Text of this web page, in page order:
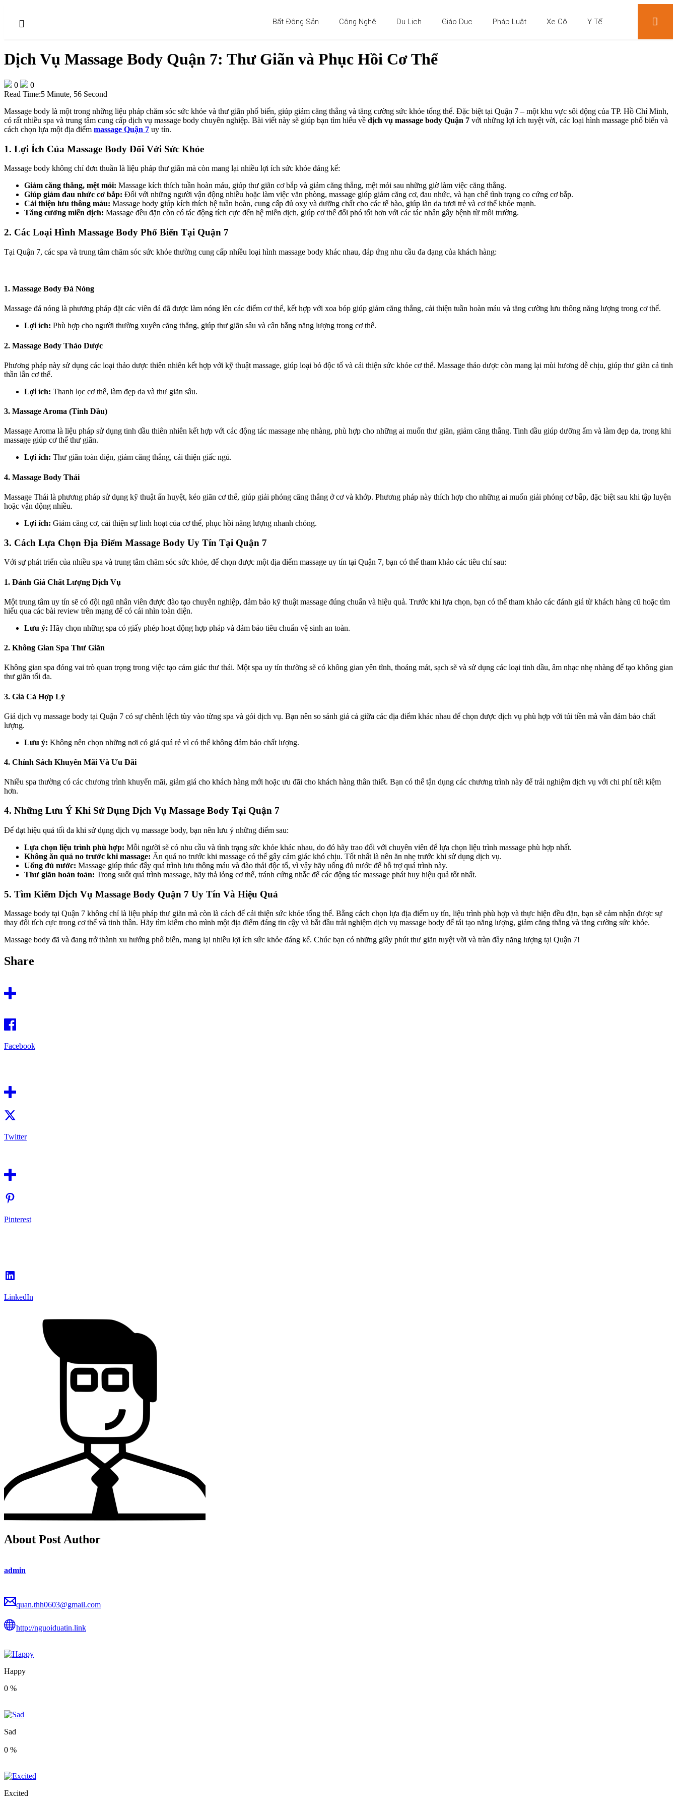
Bất Động Sản Công Nghệ Du Lịch Giáo Dục Pháp Luật Xe Cộ Y Tế
Dịch Vụ Massage Body Quận 7: Thư Giãn và Phục Hồi Cơ Thể
0
0
Read Time:5 Minute, 56 Second
Massage body là một trong những liệu pháp chăm sóc sức khỏe và thư giãn phổ biến, giúp giảm căng thẳng và tăng cường sức khỏe tổng thể. Đặc biệt tại Quận 7 – một khu vực sôi động của TP. Hồ Chí Minh,
có rất nhiều spa và trung tâm cung cấp dịch vụ massage body chuyên nghiệp. Bài viết này sẽ giúp bạn tìm hiểu về dịch vụ massage body Quận 7 với những lợi ích tuyệt vời, các loại hình massage phổ biến và
cách chọn lựa một địa điểm massage Quận 7 uy tín.
1. Lợi Ích Của Massage Body Đối Với Sức Khỏe
Massage body không chỉ đơn thuần là liệu pháp thư giãn mà còn mang lại nhiều lợi ích sức khỏe đáng kể:
Giảm căng thẳng, mệt mỏi: Massage kích thích tuần hoàn máu, giúp thư giãn cơ bắp và giảm căng thẳng, mệt mỏi sau những giờ làm việc căng thẳng.
Giúp giảm đau nhức cơ bắp: Đối với những người vận động nhiều hoặc làm việc văn phòng, massage giúp giảm căng cơ, đau nhức, và hạn chế tình trạng co cứng cơ bắp.
Cải thiện lưu thông máu: Massage body giúp kích thích hệ tuần hoàn, cung cấp đủ oxy và dưỡng chất cho các tế bào, giúp làn da tươi trẻ và cơ thể khỏe mạnh.
Tăng cường miễn dịch: Massage đều đặn còn có tác động tích cực đến hệ miễn dịch, giúp cơ thể đối phó tốt hơn với các tác nhân gây bệnh từ môi trường.
2. Các Loại Hình Massage Body Phổ Biến Tại Quận 7
Tại Quận 7, các spa và trung tâm chăm sóc sức khỏe thường cung cấp nhiều loại hình massage body khác nhau, đáp ứng nhu cầu đa dạng của khách hàng:
1. Massage Body Đá Nóng
Massage đá nóng là phương pháp đặt các viên đá đã được làm nóng lên các điểm cơ thể, kết hợp với xoa bóp giúp giảm căng thẳng, cải thiện tuần hoàn máu và tăng cường lưu thông năng lượng trong cơ thể.
Lợi ích: Phù hợp cho người thường xuyên căng thẳng, giúp thư giãn sâu và cân bằng năng lượng trong cơ thể.
2. Massage Body Thảo Dược
Phương pháp này sử dụng các loại thảo dược thiên nhiên kết hợp với kỹ thuật massage, giúp loại bỏ độc tố và cải thiện sức khỏe cơ thể. Massage thảo dược còn mang lại mùi hương dễ chịu, giúp thư giãn cả tinh
thần lẫn cơ thể.
Lợi ích: Thanh lọc cơ thể, làm đẹp da và thư giãn sâu.
3. Massage Aroma (Tinh Dầu)
Massage Aroma là liệu pháp sử dụng tinh dầu thiên nhiên kết hợp với các động tác massage nhẹ nhàng, phù hợp cho những ai muốn thư giãn, giảm căng thẳng. Tinh dầu giúp dưỡng ẩm và làm đẹp da, trong khi
massage giúp cơ thể thư giãn.
Lợi ích: Thư giãn toàn diện, giảm căng thẳng, cải thiện giấc ngủ.
4. Massage Body Thái
Massage Thái là phương pháp sử dụng kỹ thuật ấn huyệt, kéo giãn cơ thể, giúp giải phóng căng thẳng ở cơ và khớp. Phương pháp này thích hợp cho những ai muốn giải phóng cơ bắp, đặc biệt sau khi tập luyện
hoặc vận động nhiều.
Lợi ích: Giảm căng cơ, cải thiện sự linh hoạt của cơ thể, phục hồi năng lượng nhanh chóng.
3. Cách Lựa Chọn Địa Điểm Massage Body Uy Tín Tại Quận 7
Với sự phát triển của nhiều spa và trung tâm chăm sóc sức khỏe, để chọn được một địa điểm massage uy tín tại Quận 7, bạn có thể tham khảo các tiêu chí sau:
1. Đánh Giá Chất Lượng Dịch Vụ
Một trung tâm uy tín sẽ có đội ngũ nhân viên được đào tạo chuyên nghiệp, đảm bảo kỹ thuật massage đúng chuẩn và hiệu quả. Trước khi lựa chọn, bạn có thể tham khảo các đánh giá từ khách hàng cũ hoặc tìm
hiểu qua các bài review trên mạng để có cái nhìn toàn diện.
Lưu ý: Hãy chọn những spa có giấy phép hoạt động hợp pháp và đảm bảo tiêu chuẩn vệ sinh an toàn.
2. Không Gian Spa Thư Giãn
Không gian spa đóng vai trò quan trọng trong việc tạo cảm giác thư thái. Một spa uy tín thường sẽ có không gian yên tĩnh, thoáng mát, sạch sẽ và sử dụng các loại tinh dầu, âm nhạc nhẹ nhàng để tạo không gian
thư giãn tối đa.
3. Giá Cả Hợp Lý
Giá dịch vụ massage body tại Quận 7 có sự chênh lệch tùy vào từng spa và gói dịch vụ. Bạn nên so sánh giá cả giữa các địa điểm khác nhau để chọn được dịch vụ phù hợp với túi tiền mà vẫn đảm bảo chất
lượng.
Lưu ý: Không nên chọn những nơi có giá quá rẻ vì có thể không đảm bảo chất lượng.
4. Chính Sách Khuyến Mãi Và Ưu Đãi
Nhiều spa thường có các chương trình khuyến mãi, giảm giá cho khách hàng mới hoặc ưu đãi cho khách hàng thân thiết. Bạn có thể tận dụng các chương trình này để trải nghiệm dịch vụ với chi phí tiết kiệm
hơn.
4. Những Lưu Ý Khi Sử Dụng Dịch Vụ Massage Body Tại Quận 7
Để đạt hiệu quả tối đa khi sử dụng dịch vụ massage body, bạn nên lưu ý những điểm sau:
Lựa chọn liệu trình phù hợp: Mỗi người sẽ có nhu cầu và tình trạng sức khỏe khác nhau, do đó hãy trao đổi với chuyên viên để lựa chọn liệu trình massage phù hợp nhất.
Không ăn quá no trước khi massage: Ăn quá no trước khi massage có thể gây cảm giác khó chịu. Tốt nhất là nên ăn nhẹ trước khi sử dụng dịch vụ.
Uống đủ nước: Massage giúp thúc đẩy quá trình lưu thông máu và đào thải độc tố, vì vậy hãy uống đủ nước để hỗ trợ quá trình này.
Thư giãn hoàn toàn: Trong suốt quá trình massage, hãy thả lỏng cơ thể, tránh cứng nhắc để các động tác massage phát huy hiệu quả tốt nhất.
5. Tìm Kiếm Dịch Vụ Massage Body Quận 7 Uy Tín Và Hiệu Quả
Massage body tại Quận 7 không chỉ là liệu pháp thư giãn mà còn là cách để cải thiện sức khỏe tổng thể. Bằng cách chọn lựa địa điểm uy tín, liệu trình phù hợp và thực hiện đều đặn, bạn sẽ cảm nhận được sự
thay đổi tích cực trong cơ thể và tinh thần. Hãy tìm kiếm cho mình một địa điểm đáng tin cậy và bắt đầu trải nghiệm dịch vụ massage body để tái tạo năng lượng, giảm căng thẳng và tăng cường sức khỏe.
Massage body đã và đang trở thành xu hướng phổ biến, mang lại nhiều lợi ích sức khỏe đáng kể. Chúc bạn có những giây phút thư giãn tuyệt vời và tràn đầy năng lượng tại Quận 7!
Share
Facebook
Twitter
Pinterest
LinkedIn
About Post Author
admin
quan.thh0603@gmail.com
http://nguoiduatin.link
Happy
0 %
Sad
0 %
Excited